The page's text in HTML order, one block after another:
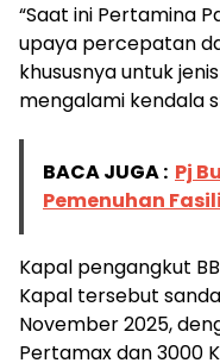
“Saat ini Pertamina
upaya percepatan
khususnya untuk
mengalami kendala
BACA JUGA : Pj
Pemenuhan
Kapal pengangkut
Kapal tersebut
November 2025,
Pertamax dan 3000